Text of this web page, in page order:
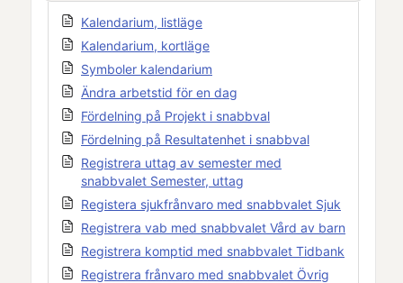
Kalendarium, listläge
Kalendarium, kortläge
Symboler kalendarium
Ändra arbetstid för en dag
Fördelning på Projekt i snabbval
Fördelning på Resultatenhet i snabbval
Registrera uttag av semester med
snabbvalet Semester, uttag
Registera sjukfrånvaro med snabbvalet Sjuk
Registrera vab med snabbvalet Vård av barn
Registrera komptid med snabbvalet Tidbank
Registrera frånvaro med snabbvalet Övrig